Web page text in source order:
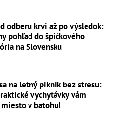
odberu krvi až po výsledok:
pohľad do špičkového
na Slovensku
na letný piknik bez stresu:
vychytávky vám
v batohu!